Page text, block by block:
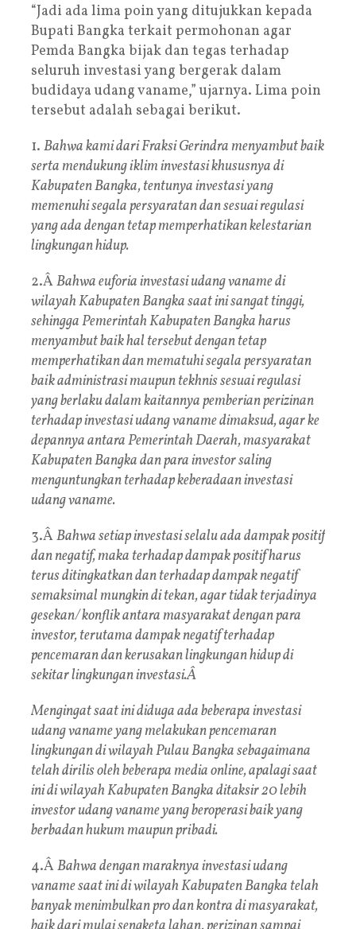
“Jadi ada lima poin yang ditujukkan kepada
Bupati Bangka terkait permohonan agar
Pemda Bangka bijak dan tegas terhadap
seluruh investasi yang bergerak dalam
budidaya udang vaname,” ujarnya. Lima poin
tersebut adalah sebagai berikut.
1. Bahwa kami dari Fraksi Gerindra menyambut baik
serta mendukung iklim investasi khususnya di
Kabupaten Bangka, tentunya investasi yang
memenuhi segala persyaratan dan sesuai regulasi
yang ada dengan tetap memperhatikan kelestarian
lingkungan hidup.
2.Â Bahwa euforia investasi udang vaname di
wilayah Kabupaten Bangka saat ini sangat tinggi,
sehingga Pemerintah Kabupaten Bangka harus
menyambut baik hal tersebut dengan tetap
memperhatikan dan mematuhi segala persyaratan
baik administrasi maupun tekhnis sesuai regulasi
yang berlaku dalam kaitannya pemberian perizinan
terhadap investasi udang vaname dimaksud, agar ke
depannya antara Pemerintah Daerah, masyarakat
Kabupaten Bangka dan para investor saling
menguntungkan terhadap keberadaan investasi
udang vaname.
3.Â Bahwa setiap investasi selalu ada dampak positif
dan negatif, maka terhadap dampak positif harus
terus ditingkatkan dan terhadap dampak negatif
semaksimal mungkin di tekan, agar tidak terjadinya
gesekan/ konflik antara masyarakat dengan para
investor, terutama dampak negatif terhadap
pencemaran dan kerusakan lingkungan hidup di
sekitar lingkungan investasi.Â
Mengingat saat ini diduga ada beberapa investasi
udang vaname yang melakukan pencemaran
lingkungan di wilayah Pulau Bangka sebagaimana
telah dirilis oleh beberapa media online, apalagi saat
ini di wilayah Kabupaten Bangka ditaksir 20 lebih
investor udang vaname yang beroperasi baik yang
berbadan hukum maupun pribadi.
4.Â Bahwa dengan maraknya investasi udang
vaname saat ini di wilayah Kabupaten Bangka telah
banyak menimbulkan pro dan kontra di masyarakat,